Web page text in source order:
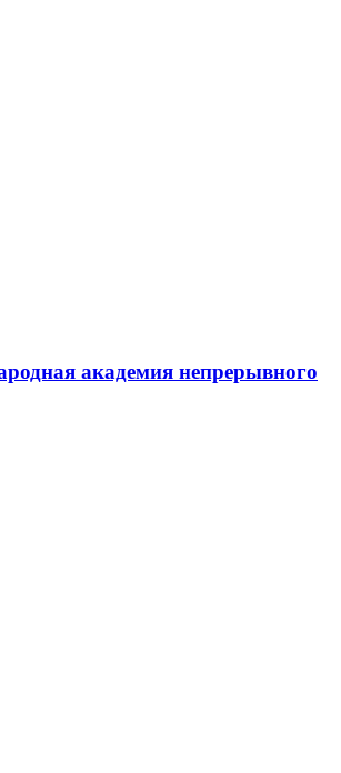
академия непрерывного